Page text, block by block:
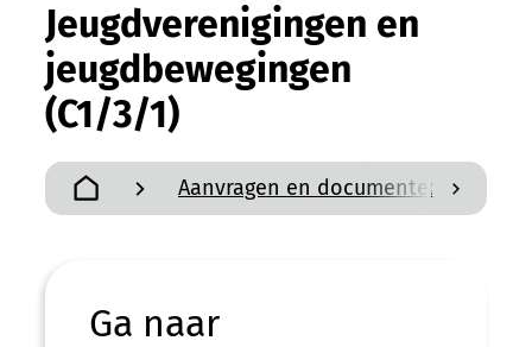
Jeugdverenigingen en
jeugdbewegingen
(C1/3/1)
scroll
Startpagina
Aanvragen en documenten
Ga naar